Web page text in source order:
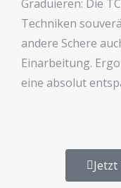
Graduieren: Die
Techniken
andere Schere
Einarbeitung.
eine absolut